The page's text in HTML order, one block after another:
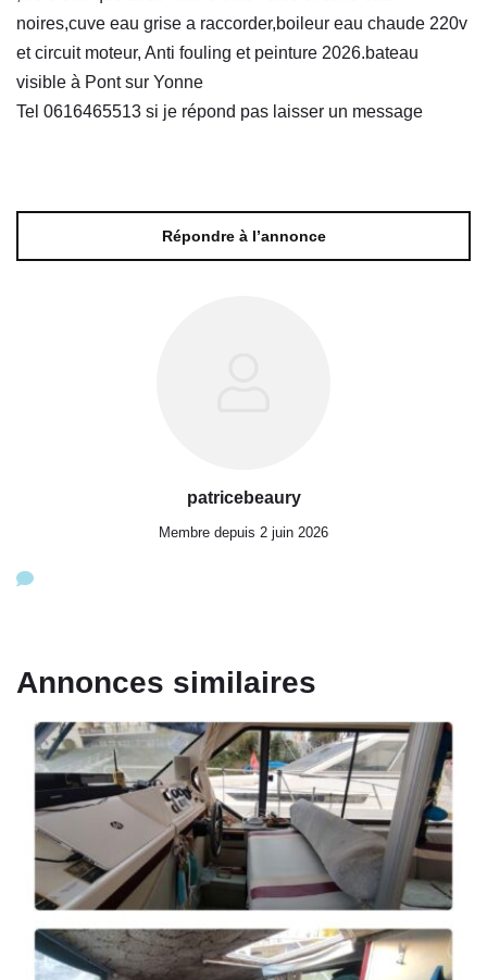
noires,cuve eau grise a raccorder,boileur eau chaude 220v
et circuit moteur, Anti fouling et peinture 2026.bateau
visible à Pont sur Yonne
Tel 0616465513 si je répond pas laisser un message
Répondre à l’annonce
patricebeaury
Membre depuis 2 juin 2026
Annonces similaires